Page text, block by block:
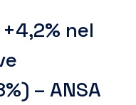
nel
– ANSA